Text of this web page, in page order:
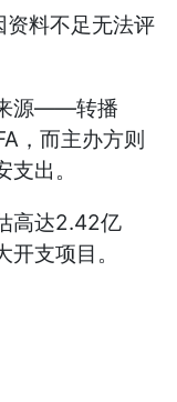
料不足无法评
源——转播
，而主办方则
出。
高达2.42亿
支项目。